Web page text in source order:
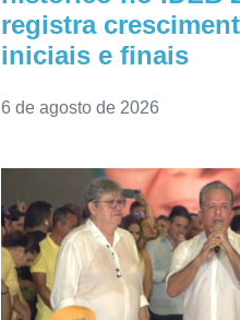
registra
iniciais e finais
6 de agosto de 2026